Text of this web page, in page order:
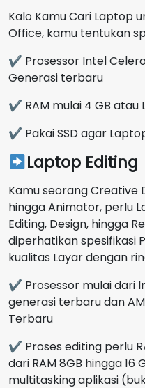
Kalo Kamu Cari Laptop
Office, kamu tentukan
✔ Prosessor Intel
Generasi terbaru
✔ RAM mulai 4 GB atau
✔ Pakai SSD agar
Laptop Editing
Kamu seorang Creative
hingga Animator, perlu
Editing, Design, hingga
diperhatikan spesifikasi
kualitas Layar dengan
✔ Prosessor mulai dari
generasi terbaru dan
Terbaru
✔ Proses editing perlu
dari RAM 8GB hingga
multitasking aplikasi